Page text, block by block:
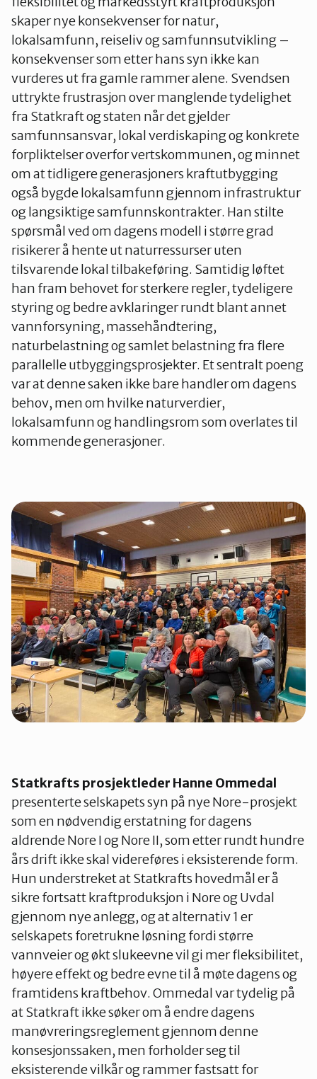
skaper nye konsekvenser for natur,
lokalsamfunn, reiseliv og samfunnsutvikling –
konsekvenser som etter hans syn ikke kan
vurderes ut fra gamle rammer alene. Svendsen
uttrykte frustrasjon over manglende tydelighet
fra Statkraft og staten når det gjelder
samfunnsansvar, lokal verdiskaping og konkrete
forpliktelser overfor vertskommunen, og minnet
om at tidligere generasjoners kraftutbygging
også bygde lokalsamfunn gjennom infrastruktur
og langsiktige samfunnskontrakter. Han stilte
spørsmål ved om dagens modell i større grad
risikerer å hente ut naturressurser uten
tilsvarende lokal tilbakeføring. Samtidig løftet
han fram behovet for sterkere regler, tydeligere
styring og bedre avklaringer rundt blant annet
vannforsyning, massehåndtering,
naturbelastning og samlet belastning fra flere
parallelle utbyggingsprosjekter. Et sentralt poeng
var at denne saken ikke bare handler om dagens
behov, men om hvilke naturverdier,
lokalsamfunn og handlingsrom som overlates til
kommende generasjoner.
Statkrafts prosjektleder Hanne Ommedal
presenterte selskapets syn på nye Nore-prosjekt
som en nødvendig erstatning for dagens
aldrende Nore I og Nore II, som etter rundt hundre
års drift ikke skal videreføres i eksisterende form.
Hun understreket at Statkrafts hovedmål er å
sikre fortsatt kraftproduksjon i Nore og Uvdal
gjennom nye anlegg, og at alternativ 1 er
selskapets foretrukne løsning fordi større
vannveier og økt slukeevne vil gi mer fleksibilitet,
høyere effekt og bedre evne til å møte dagens og
framtidens kraftbehov. Ommedal var tydelig på
at Statkraft ikke søker om å endre dagens
manøvreringsreglement gjennom denne
konsesjonssaken, men forholder seg til
eksisterende vilkår og rammer fastsatt for